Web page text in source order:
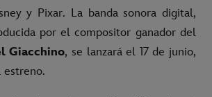
y Pixar. La banda sonora digital,
por el compositor ganador del
Giacchino, se lanzará el 17 de junio,